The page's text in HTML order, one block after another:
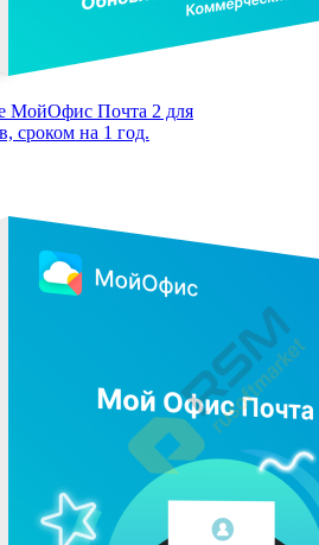
МойОфис Почта 2 для
сроком на 1 год.